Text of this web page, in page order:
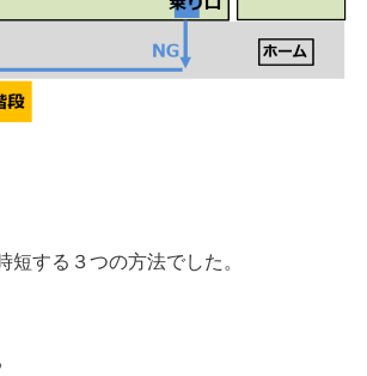
する３つの方法でした。